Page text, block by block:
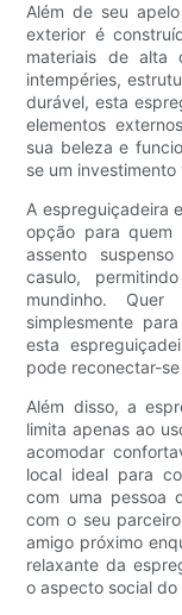
Além de seu
exterior é
materiais de alta
intempéries,
durável, esta
elementos
sua beleza e
se um
A espreguiçadeira
opção para quem
assento
casulo,
mundinho.
simplesmente
esta
pode reconectar-
Além disso, a
limita apenas ao
acomodar
local ideal para
com uma pessoa
com o seu
amigo próximo
relaxante da
o aspecto social do